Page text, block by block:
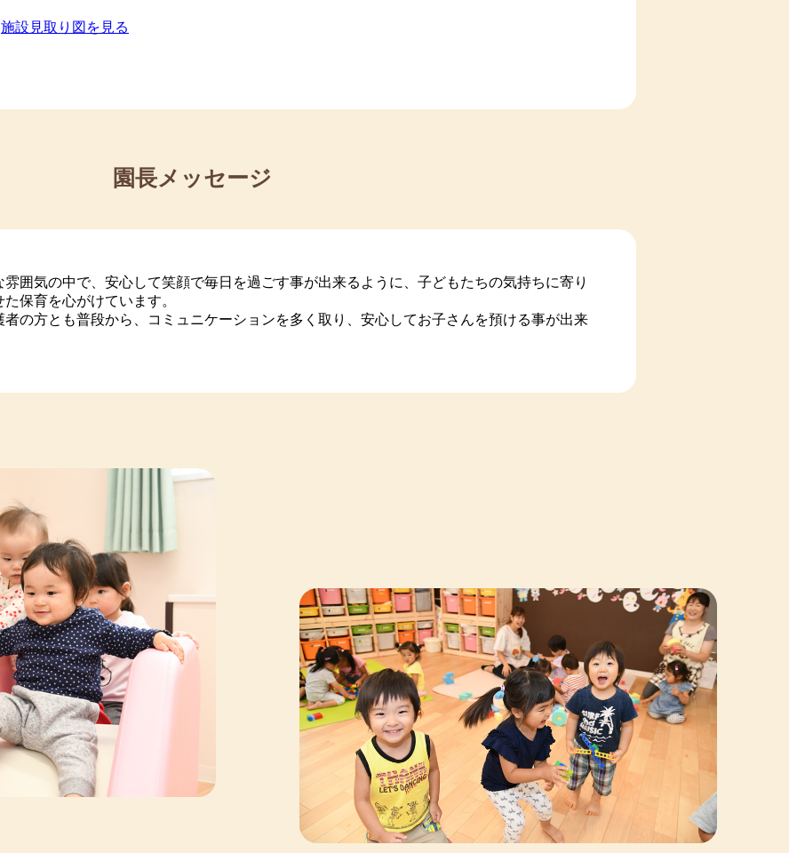
施設⾒取り図を⾒る
園長メッセージ
囲気の中で、安心して笑顔で毎日を過ごす事が出来るように、子どもたちの気持ちに寄り
保育を心がけています。
の方とも普段から、コミュニケーションを多く取り、安心してお子さんを預ける事が出来